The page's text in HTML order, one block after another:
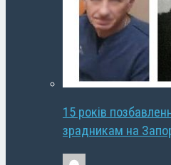
15 років
зрадникам на